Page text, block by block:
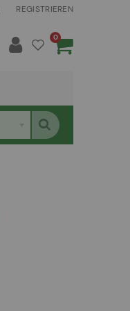
REGISTRIEREN
Warenkorb
0Artikel